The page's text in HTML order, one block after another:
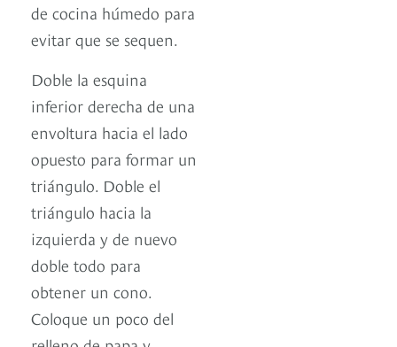
de cocina húmedo para
evitar que se sequen.
Doble la esquina
inferior derecha de una
envoltura hacia el lado
opuesto para formar un
triángulo. Doble el
triángulo hacia la
izquierda y de nuevo
doble todo para
obtener un cono.
Coloque un poco del